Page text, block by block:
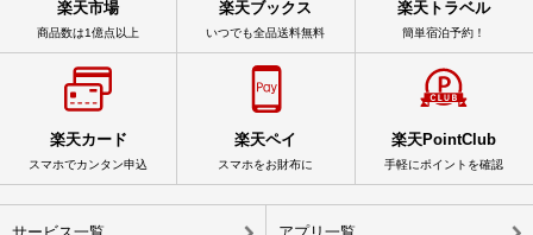
楽天市場
商品数は1億点以上
楽天ブックス
いつでも全品送料無料
楽天トラベル
簡単宿泊予約！
楽天カード
スマホでカンタン申込
楽天ペイ
スマホをお財布に
楽天PointClub
手軽にポイントを確認